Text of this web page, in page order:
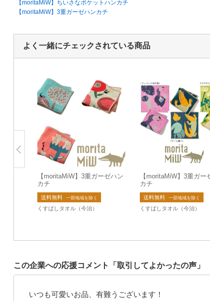
【moritaMiW】ちいさなポケットハンカチ
【moritaMiW】3重ガーゼハンカチ
よく一緒にチェックされている商品
【moritaMiW】3重ガーゼハン
カチ
送料無料 一部地域を除く
くすばしタオル（今治）
【moritaMiW】3重ガー
カチ
送料無料 一部地域を除く
くすばしタオル（今治）
この企業への応援コメント「取引してよかったの声」
いつも可愛いお品、有難うございます！